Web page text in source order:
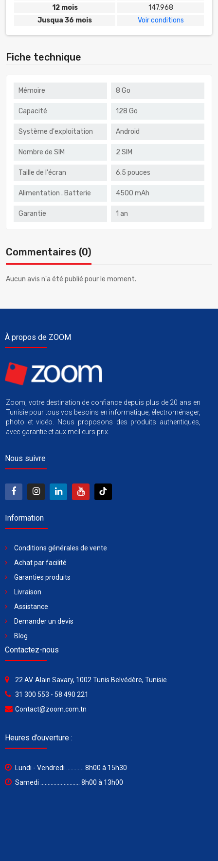
12 mois
147.968
Jusqua 36 mois
Voir conditions
Fiche technique
Mémoire 8 Go
Capacité 128 Go
Système d'exploitation Android
Nombre de SIM 2 SIM
Taille de l'écran 6.5 pouces
Alimentation . Batterie 4500 mAh
Garantie 1 an
Commentaires (0)
Aucun avis n'a été publié pour le moment.
À propos de ZOOM
Zoom, votre destination de confiance depuis plus de 20 ans en
Tunisie pour tous vos besoins en informatique, électroménager,
photo et vidéo. Nous proposons des produits authentiques,
avec garantie et aux meilleurs prix.
Nous suivre
Information
Conditions générales de vente
Achat par facilité
Garanties produits
Livraison
Assistance
Demander un devis
Blog
Contactez-nous
22 AV. Alain Savary, 1002 Tunis Belvédère, Tunisie
31 300 553 - 58 490 221
Contact@zoom.com.tn
Heures d’ouverture :
Lundi - Vendredi ............ 8h00 à 15h30
Samedi ........................... 8h00 à 13h00